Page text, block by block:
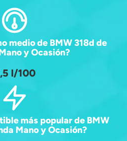
medio de BMW 318d de
y Ocasión?
l/100
más popular de BMW
Mano y Ocasión?